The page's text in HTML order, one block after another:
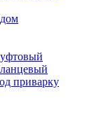
приварку